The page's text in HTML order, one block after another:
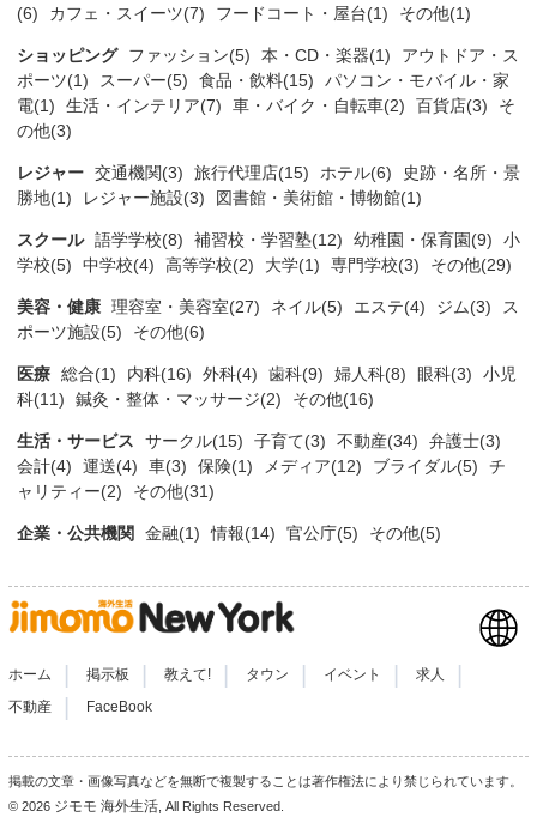
(6)
カフェ・スイーツ(7) フードコート・屋台(1) その他(1)
ショッピング ファッション(5) 本・CD・楽器(1)
アウトドア・ス
ポーツ(1)
スーパー(5) 食品・飲料(15)
パソコン・モバイル・家
電(1)
生活・インテリア(7) 車・バイク・自転車(2) 百貨店(3)
そ
の他(3)
レジャー 交通機関(3) 旅行代理店(15) ホテル(6)
史跡・名所・景
勝地(1)
レジャー施設(3) 図書館・美術館・博物館(1)
スクール 語学学校(8) 補習校・学習塾(12) 幼稚園・保育園(9)
小
学校(5)
中学校(4) 高等学校(2) 大学(1) 専門学校(3) その他(29)
美容・健康 理容室・美容室(27) ネイル(5) エステ(4) ジム(3)
ス
ポーツ施設(5)
その他(6)
医療 総合(1) 内科(16) 外科(4) 歯科(9) 婦人科(8) 眼科(3)
小児
科(11)
鍼灸・整体・マッサージ(2) その他(16)
生活・サービス サークル(15) 子育て(3) 不動産(34)
弁護士(3)
会計(4)
運送(4) 車(3) 保険(1) メディア(12) ブライダル(5)
チ
ャリティー(2)
その他(31)
企業・公共機関 金融(1) 情報(14) 官公庁(5) その他(5)
ホーム 掲示板 教えて! タウン イベント 求人
不動産 FaceBook
掲載の文章・画像写真などを無断で複製することは著作権法により禁じられています。
© 2026 ジモモ 海外生活 , All Rights Reserved.